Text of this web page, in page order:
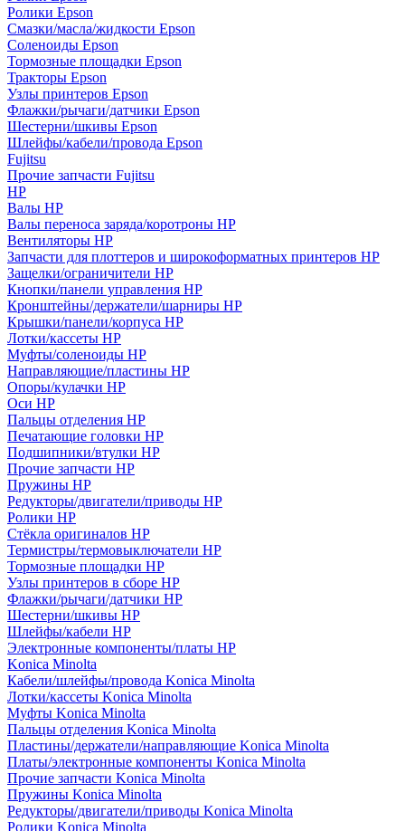
Ролики Epson
Смазки/масла/жидкости Epson
Соленоиды Epson
Тормозные площадки Epson
Тракторы Epson
Узлы принтеров Epson
Флажки/рычаги/датчики Epson
Шестерни/шкивы Epson
Шлейфы/кабели/провода Epson
Fujitsu
Прочие запчасти Fujitsu
HP
Валы HP
Валы переноса заряда/коротроны HP
Вентиляторы HP
Запчасти для плоттеров и широкоформатных принтеров HP
Защелки/ограничители HP
Кнопки/панели управления HP
Кронштейны/держатели/шарниры HP
Крышки/панели/корпуса HP
Лотки/кассеты HP
Муфты/соленоиды HP
Направляющие/пластины HP
Опоры/кулачки HP
Оси HP
Пальцы отделения HP
Печатающие головки HP
Подшипники/втулки HP
Прочие запчасти HP
Пружины HP
Редукторы/двигатели/приводы HP
Ролики HP
Стёкла оригиналов HP
Термистры/термовыключатели HP
Тормозные площадки HP
Узлы принтеров в сборе HP
Флажки/рычаги/датчики HP
Шестерни/шкивы HP
Шлейфы/кабели HP
Электронные компоненты/платы HP
Konica Minolta
Кабели/шлейфы/провода Konica Minolta
Лотки/кассеты Konica Minolta
Муфты Konica Minolta
Пальцы отделения Konica Minolta
Пластины/держатели/направляющие Konica Minolta
Платы/электронные компоненты Konica Minolta
Прочие запчасти Konica Minolta
Пружины Konica Minolta
Редукторы/двигатели/приводы Konica Minolta
Ролики Konica Minolta